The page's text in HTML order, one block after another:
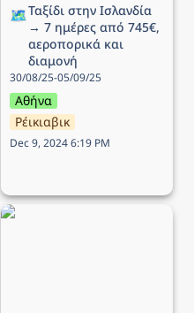
🗺️Ταξίδι στην Ισλανδία
→ 7 ημέρες από 745€,
αεροπορικά και
διαμονή
30/08/25-05/09/25
Αθήνα
Ρέικιαβικ
Dec 9, 2024 6:19 PM
Ταξίδι στο Παρίσι → 5